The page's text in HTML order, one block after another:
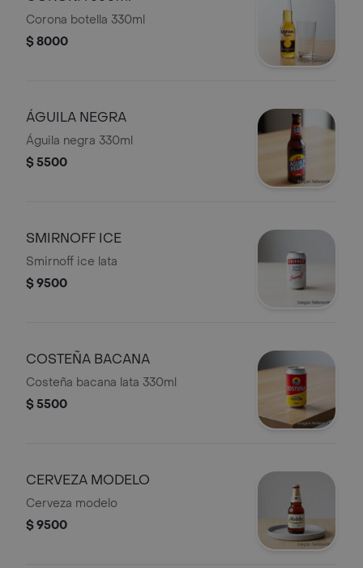
Corona botella 330ml
$ 8000
ÁGUILA NEGRA
Águila negra 330ml
$ 5500
SMIRNOFF ICE
Smirnoff ice lata
$ 9500
COSTEÑA BACANA
Costeña bacana lata 330ml
$ 5500
CERVEZA MODELO
Cerveza modelo
$ 9500